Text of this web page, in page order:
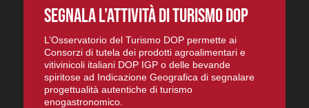
SEGNALA L’ATTIVITÀ DI TURISMO DOP
L’Osservatorio del Turismo DOP permette ai
Consorzi di tutela dei prodotti agroalimentari e
vitivinicoli italiani DOP IGP o delle bevande
spiritose ad Indicazione Geografica di segnalare
progettualità autentiche di turismo
enogastronomico.